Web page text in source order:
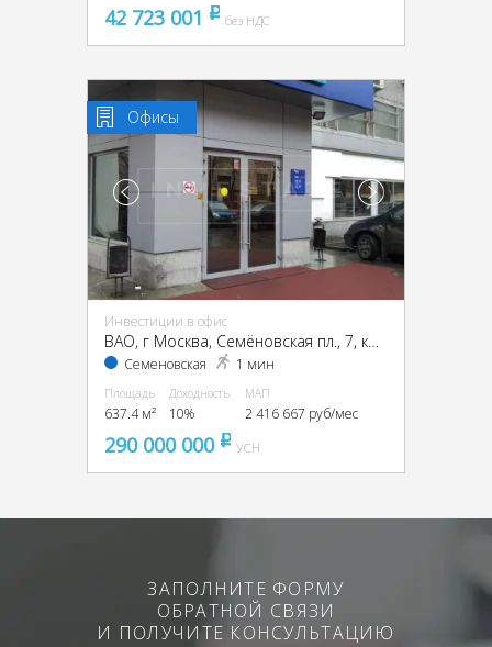
42 723 001 pуббез НДС
Офисы
Инвестиции в офис
ВАО, г Москва, Семёновская пл., 7, кор. 17
Семеновская 1 мин
Площадь
637.4 м²
Доходность
10%
МАП
2 416 667 руб/мес
290 000 000 pуб
УСН
ЗАПОЛНИТЕ ФОРМУ
ОБРАТНОЙ СВЯЗИ
И ПОЛУЧИТЕ КОНСУЛЬТАЦИЮ